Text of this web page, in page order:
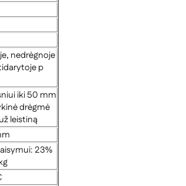
nedrėgnoje
p
iki 50 mm
drėgmė
leistiną
23%